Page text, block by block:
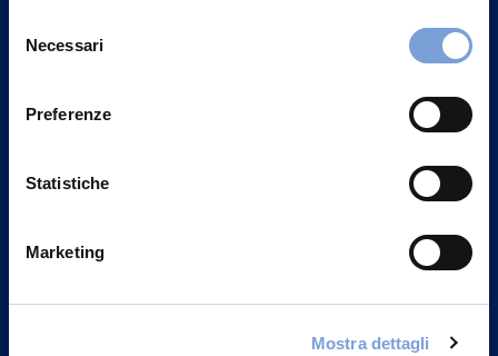
può trovare nel footer del sito nella sezione "Informativa
delNecessari
Preferenze
Statistiche
Marketing
Mostra dettagli
Via Ignazio Gardella, 2